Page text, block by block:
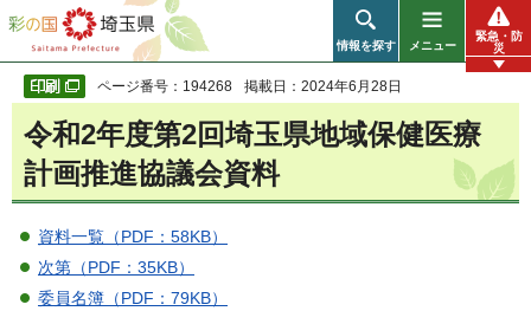
彩の国 埼玉県
情報を探す メニュー
緊急・防
災
ページ番号：194268 掲載日：2024年6月28日
令和2年度第2回埼玉県地域保健医療
計画推進協議会資料
資料一覧（PDF：58KB）
次第（PDF：35KB）
委員名簿（PDF：79KB）